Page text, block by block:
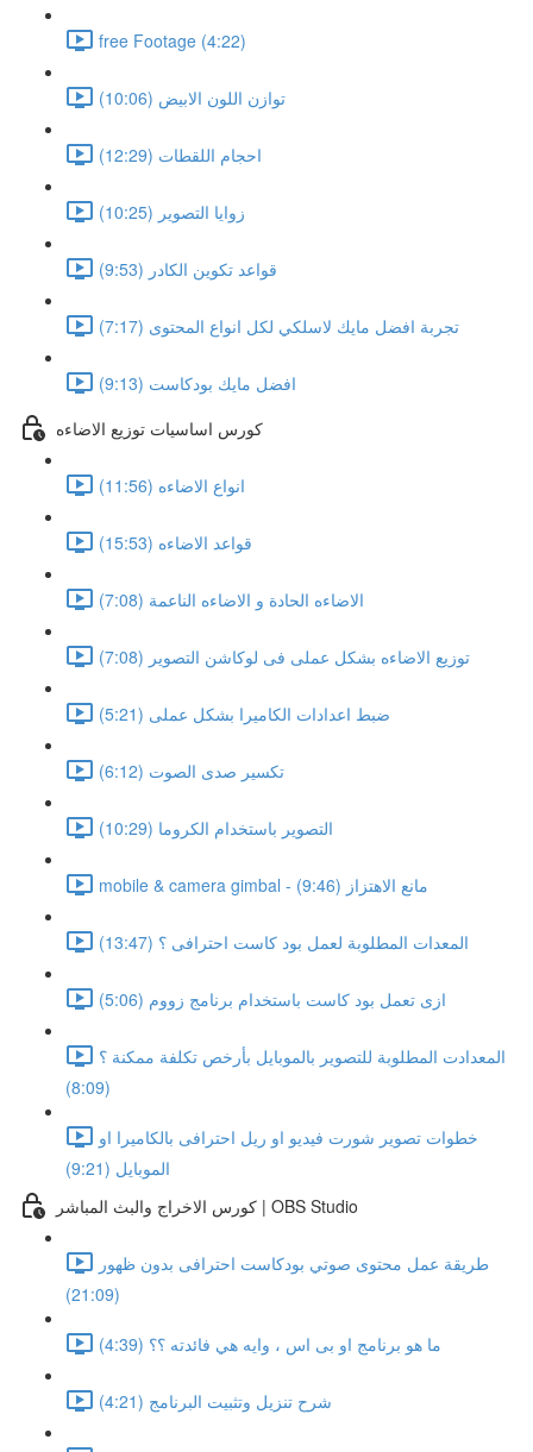
free Footage (4:22)
توازن اللون الابيض (10:06)
احجام اللقطات (12:29)
زوايا التصوير (10:25)
قواعد تكوين الكادر (9:53)
تجربة افضل مايك لاسلكي لكل انواع المحتوى (7:17)
افضل مايك بودكاست (9:13)
كورس اساسيات توزيع الاضاءه
انواع الاضاءه (11:56)
قواعد الاضاءه (15:53)
الاضاءه الحادة و الاضاءه الناعمة (7:08)
توزيع الاضاءه بشكل عملى فى لوكاشن التصوير (7:08)
ضبط اعدادات الكاميرا بشكل عملى (5:21)
تكسير صدى الصوت (6:12)
التصوير باستخدام الكروما (10:29)
mobile & camera gimbal - مانع الاهتزاز (9:46)
المعدات المطلوبة لعمل بود كاست احترافى ؟ (13:47)
ازى تعمل بود كاست باستخدام برنامج زووم (5:06)
المعدادت المطلوبة للتصوير بالموبايل بأرخص تكلفة ممكنة ؟
(8:09)
خطوات تصوير شورت فيديو او ريل احترافى بالكاميرا او
الموبايل (9:21)
كورس الاخراج والبث المباشر | OBS Studio
طريقة عمل محتوى صوتي بودكاست احترافى بدون ظهور
(21:09)
ما هو برنامج او بى اس ، وايه هي فائدته ؟؟ (4:39)
شرح تنزيل وتثبيت البرنامج (4:21)